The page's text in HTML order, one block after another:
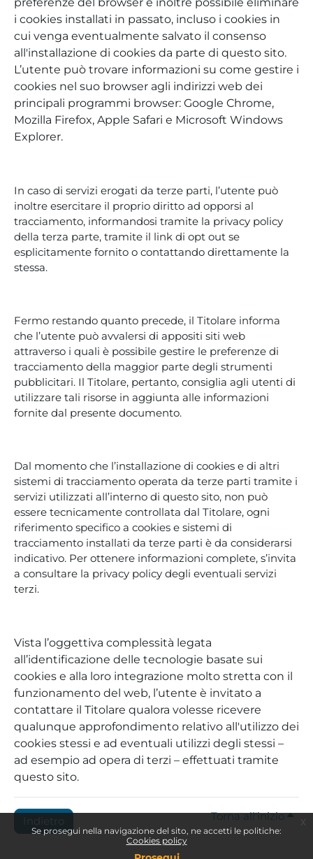
Se prosegui nella navigazione del sito, ne accetti le politiche:
Cookies policy
i cookies installati in passato, incluso i cookies in
cui venga eventualmente salvato il consenso
all'installazione di cookies da parte di questo sito.
L’utente può trovare informazioni su come gestire i
cookies nel suo browser agli indirizzi web dei
principali programmi browser: Google Chrome,
Mozilla Firefox, Apple Safari e Microsoft Windows
Explorer.
In caso di servizi erogati da terze parti, l’utente può
inoltre esercitare il proprio diritto ad opporsi al
tracciamento, informandosi tramite la privacy policy
della terza parte, tramite il link di opt out se
esplicitamente fornito o contattando direttamente la
stessa.
Fermo restando quanto precede, il Titolare informa
che l’utente può avvalersi di appositi siti web
attraverso i quali è possibile gestire le preferenze di
tracciamento della maggior parte degli strumenti
pubblicitari. Il Titolare, pertanto, consiglia agli utenti di
utilizzare tali risorse in aggiunta alle informazioni
fornite dal presente documento.
Dal momento che l’installazione di cookies e di altri
sistemi di tracciamento operata da terze parti tramite i
servizi utilizzati all’interno di questo sito, non può
essere tecnicamente controllata dal Titolare, ogni
riferimento specifico a cookies e sistemi di
tracciamento installati da terze parti è da considerarsi
indicativo. Per ottenere informazioni complete, s’invita
a consultare la privacy policy degli eventuali servizi
terzi.
Vista l’oggettiva complessità legata
all’identificazione delle tecnologie basate sui
cookies e alla loro integrazione molto stretta con il
funzionamento del web, l’utente è invitato a
contattare il Titolare qualora volesse ricevere
qualunque approfondimento relativo all'utilizzo dei
cookies stessi e ad eventuali utilizzi degli stessi –
ad esempio ad opera di terzi – effettuati tramite
questo sito.
Indietro Torna all'inizio